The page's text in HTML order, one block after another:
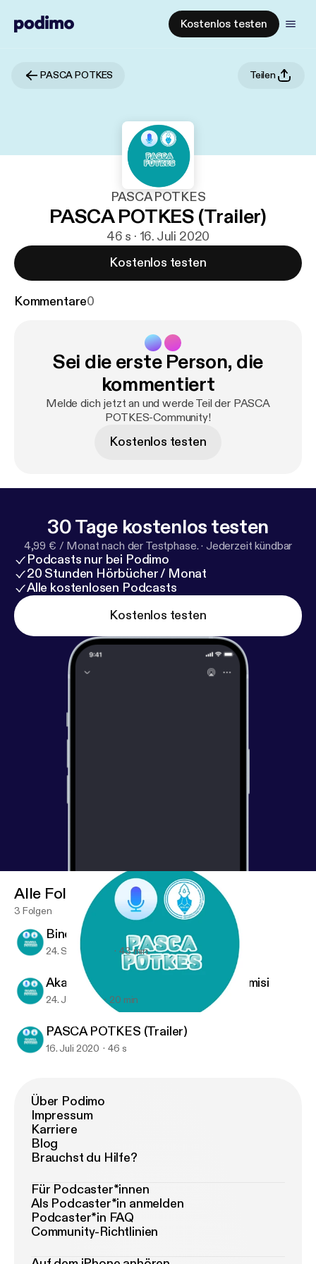
Kostenlos testen
PASCA POTKES Teilen
PASCA POTKES
PASCA POTKES (Trailer)
46 s · 16. Juli 2020
Kostenlos testen
Kommentare0
Sei die erste Person, die
kommentiert
Melde dich jetzt an und werde Teil der PASCA
POTKES-Community!
Kostenlos testen
30 Tage kostenlos testen
4,99 € / Monat nach der Testphase. · Jederzeit kündbar
Podcasts nur bei Podimo
20 Stunden Hörbücher / Monat
Alle kostenlosen Podcasts
Kostenlos testen
PASCA POTKES
Alle Folgen
3 Folgen
Bincang Beasiswa
24. Sept. 2020 43 min
Akademisi Aktivis atau Aktivis Akademisi
24. Juli 2020 20 min
PASCA POTKES (Trailer)
16. Juli 2020 46 s
Über Podimo
Impressum
Karriere
Blog
Brauchst du Hilfe?
Für Podcaster*innen
Als Podcaster*in anmelden
Podcaster*in FAQ
Community-Richtlinien